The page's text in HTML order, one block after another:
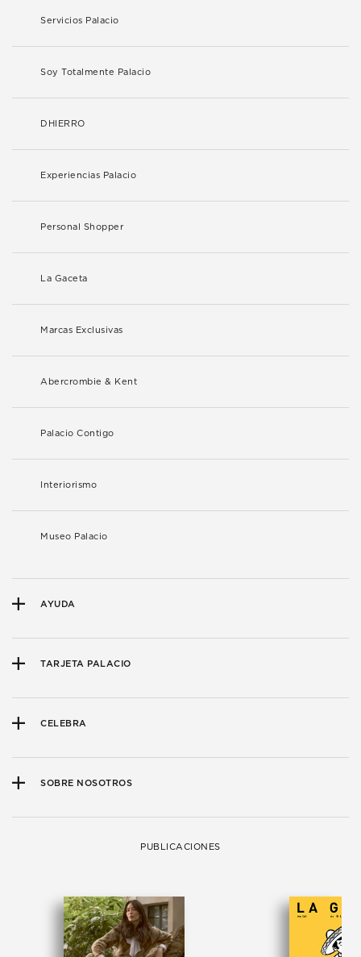
Servicios Palacio
Soy Totalmente Palacio
DHIERRO
Experiencias Palacio
Personal Shopper
La Gaceta
Marcas Exclusivas
Abercrombie & Kent
Palacio Contigo
Interiorismo
Museo Palacio
AYUDA
TARJETA PALACIO
CELEBRA
SOBRE NOSOTROS
PUBLICACIONES